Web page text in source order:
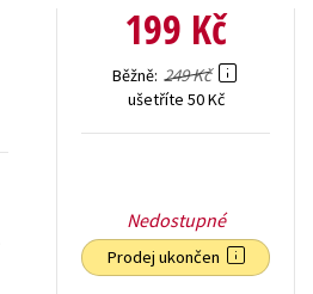
199 Kč
Běžně 249 Kč
ušetříte 50 Kč
Nedostupné
Prodej ukončen